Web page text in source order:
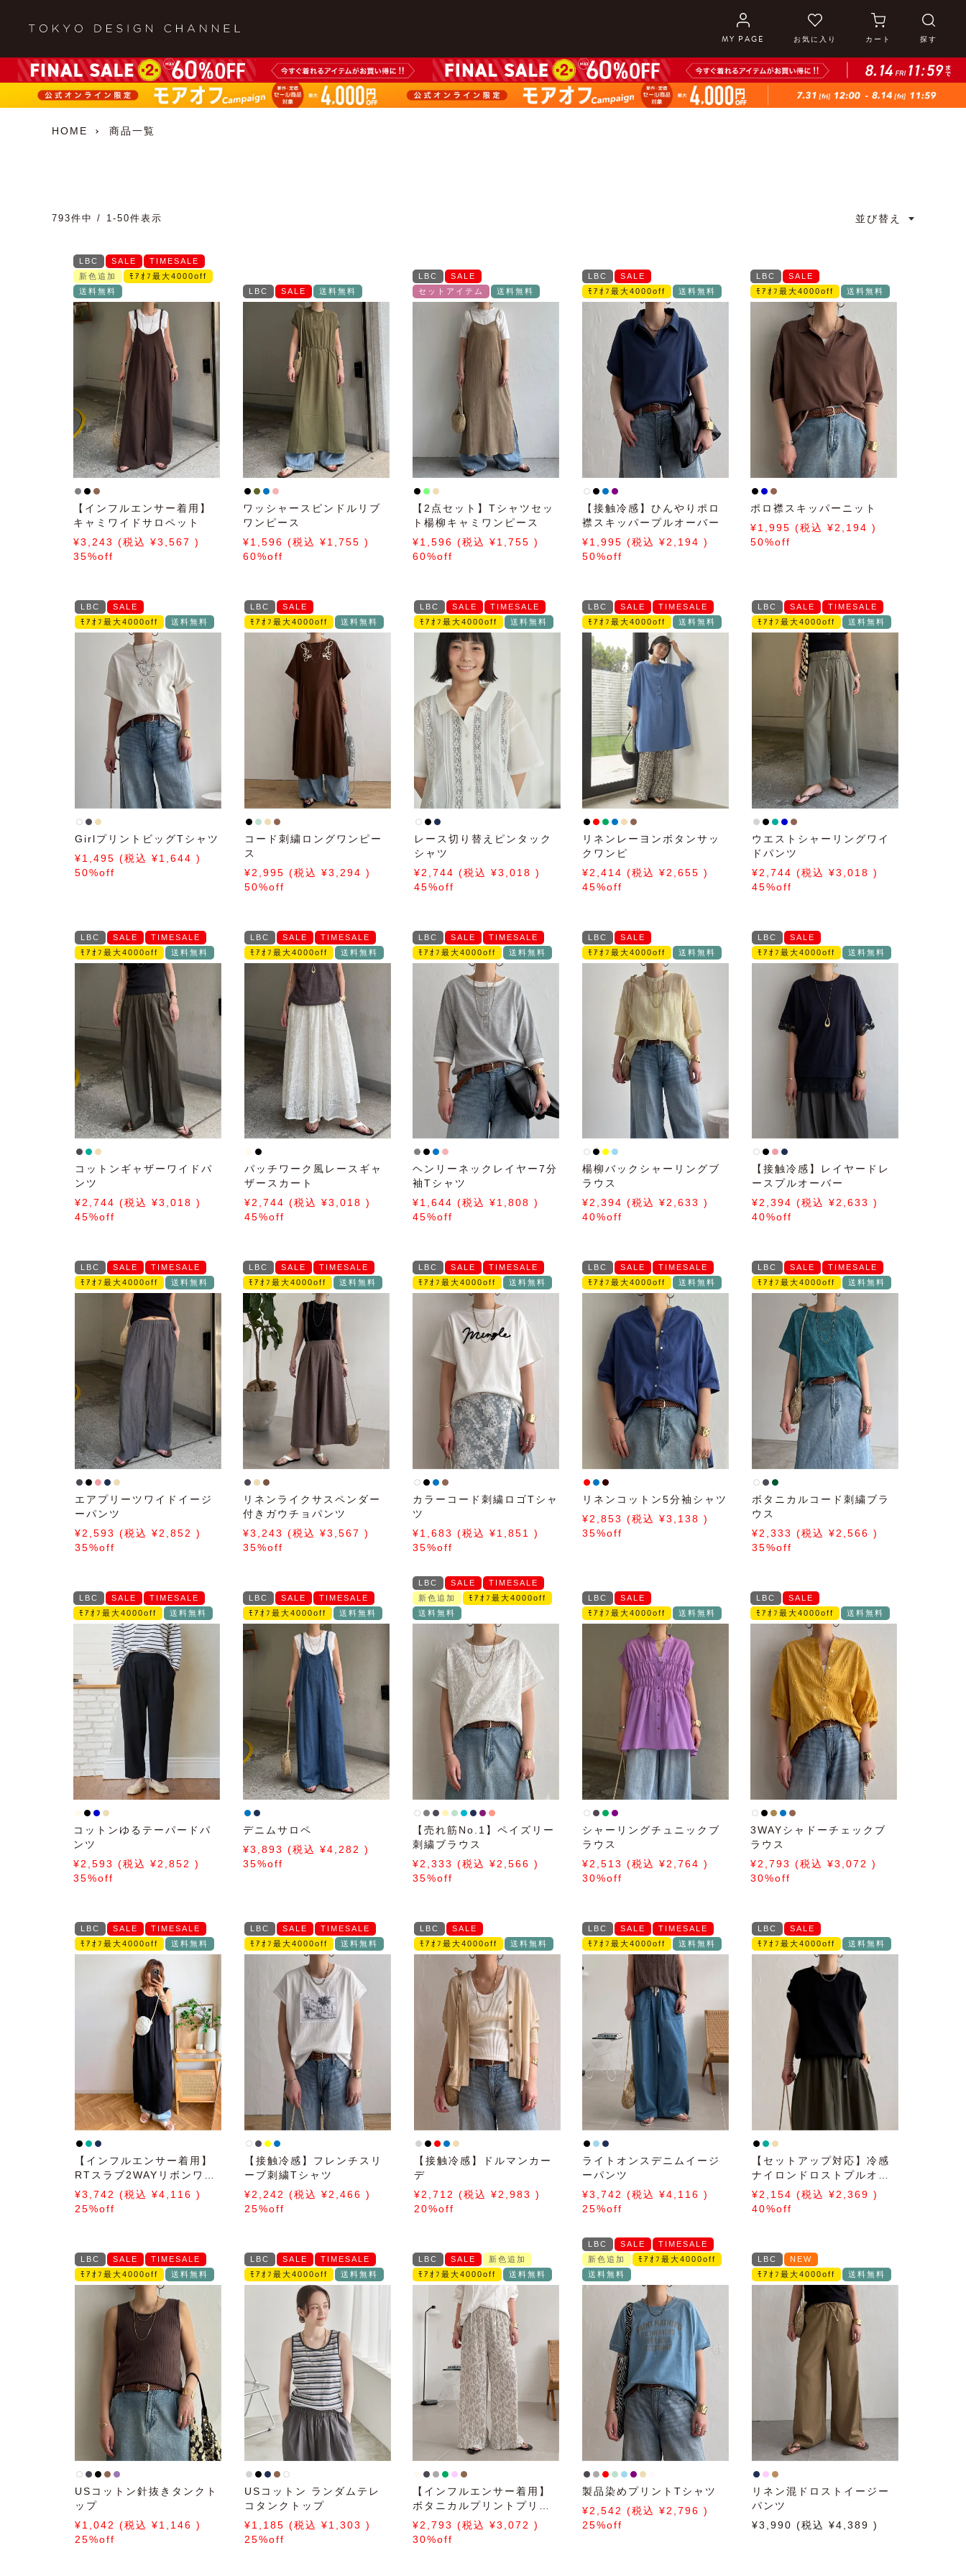
MY PAGE お気に入り カート 探す
HOME 商品一覧
並び替え
793件中 1-50件表示
LBC SALE
TIMESALE
新色追加
ﾓｱｵﾌ最大4000off
送料無料
【インフルエンサー着用】
キャミワイドサロペット
3,243
3,567
35%off
LBC SALE 送料無料
ワッシャースピンドルリブ
ワンピース
1,596
1,755
60%off
LBC
SALE
セットアイテム
送料無料
【2点セット】Tシャツセッ
ト楊柳キャミワンピース
1,596
1,755
60%off
LBC
SALE
ﾓｱｵﾌ最大4000off
送料無料
【接触冷感】ひんやりポロ
襟スキッパープルオーバー
1,995
2,194
50%off
LBC
SALE
ﾓｱｵﾌ最大4000off
送料無料
ポロ襟スキッパーニット
1,995
2,194
50%off
LBC
SALE
ﾓｱｵﾌ最大4000off
送料無料
GirlプリントビッグTシャツ
1,495
1,644
50%off
LBC
SALE
ﾓｱｵﾌ最大4000off
送料無料
コード刺繍ロングワンピー
ス
2,995
3,294
50%off
LBC SALE
TIMESALE
ﾓｱｵﾌ最大4000off
送料無料
レース切り替えピンタック
シャツ
2,744
3,018
45%off
LBC SALE
TIMESALE
ﾓｱｵﾌ最大4000off
送料無料
リネンレーヨンボタンサッ
クワンピ
2,414
2,655
45%off
LBC SALE
TIMESALE
ﾓｱｵﾌ最大4000off
送料無料
ウエストシャーリングワイ
ドパンツ
2,744
3,018
45%off
LBC SALE
TIMESALE
ﾓｱｵﾌ最大4000off
送料無料
コットンギャザーワイドパ
ンツ
2,744
3,018
45%off
LBC SALE
TIMESALE
ﾓｱｵﾌ最大4000off
送料無料
パッチワーク風レースギャ
ザースカート
2,744
3,018
45%off
LBC SALE
TIMESALE
ﾓｱｵﾌ最大4000off
送料無料
ヘンリーネックレイヤー7分
袖Tシャツ
1,644
1,808
45%off
LBC
SALE
ﾓｱｵﾌ最大4000off
送料無料
楊柳バックシャーリングブ
ラウス
2,394
2,633
40%off
LBC
SALE
ﾓｱｵﾌ最大4000off
送料無料
【接触冷感】レイヤードレ
ースプルオーバー
2,394
2,633
40%off
LBC SALE
TIMESALE
ﾓｱｵﾌ最大4000off
送料無料
エアプリーツワイドイージ
ーパンツ
2,593
2,852
35%off
LBC SALE
TIMESALE
ﾓｱｵﾌ最大4000off
送料無料
リネンライクサスペンダー
付きガウチョパンツ
3,243
3,567
35%off
LBC SALE
TIMESALE
ﾓｱｵﾌ最大4000off
送料無料
カラーコード刺繍ロゴTシャ
ツ
1,683
1,851
35%off
LBC SALE
TIMESALE
ﾓｱｵﾌ最大4000off
送料無料
リネンコットン5分袖シャツ
2,853
3,138
35%off
LBC SALE
TIMESALE
ﾓｱｵﾌ最大4000off
送料無料
ボタニカルコード刺繍ブラ
ウス
2,333
2,566
35%off
LBC SALE
TIMESALE
ﾓｱｵﾌ最大4000off
送料無料
コットンゆるテーパードパ
ンツ
2,593
2,852
35%off
LBC SALE
TIMESALE
ﾓｱｵﾌ最大4000off
送料無料
デニムサロペ
3,893
4,282
35%off
LBC SALE
TIMESALE
新色追加
ﾓｱｵﾌ最大4000off
送料無料
【売れ筋No.1】ペイズリー
刺繍ブラウス
2,333
2,566
35%off
LBC
SALE
ﾓｱｵﾌ最大4000off
送料無料
シャーリングチュニックブ
ラウス
2,513
2,764
30%off
LBC
SALE
ﾓｱｵﾌ最大4000off
送料無料
3WAYシャドーチェックブ
ラウス
2,793
3,072
30%off
LBC SALE
TIMESALE
ﾓｱｵﾌ最大4000off
送料無料
【インフルエンサー着用】
RTスラブ2WAYリボンワン
ピース
3,742
4,116
25%off
LBC SALE
TIMESALE
ﾓｱｵﾌ最大4000off
送料無料
【接触冷感】フレンチスリ
ーブ刺繍Tシャツ
2,242
2,466
25%off
LBC
SALE
ﾓｱｵﾌ最大4000off
送料無料
【接触冷感】ドルマンカー
デ
2,712
2,983
20%off
LBC SALE
TIMESALE
ﾓｱｵﾌ最大4000off
送料無料
ライトオンスデニムイージ
ーパンツ
3,742
4,116
25%off
LBC
SALE
ﾓｱｵﾌ最大4000off
送料無料
【セットアップ対応】冷感
ナイロンドロストプルオー
バー
2,154
2,369
40%off
LBC SALE
TIMESALE
ﾓｱｵﾌ最大4000off
送料無料
USコットン針抜きタンクト
ップ
1,042
1,146
25%off
LBC SALE
TIMESALE
ﾓｱｵﾌ最大4000off
送料無料
USコットン ランダムテレ
コタンクトップ
1,185
1,303
25%off
LBC SALE
新色追加
ﾓｱｵﾌ最大4000off
送料無料
【インフルエンサー着用】
ボタニカルプリントプリー
ツパンツ
2,793
3,072
30%off
LBC SALE
TIMESALE
新色追加
ﾓｱｵﾌ最大4000off
送料無料
製品染めプリントTシャツ
2,542
2,796
25%off
LBC
NEW
ﾓｱｵﾌ最大4000off
送料無料
リネン混ドロストイージー
パンツ
3,990
4,389